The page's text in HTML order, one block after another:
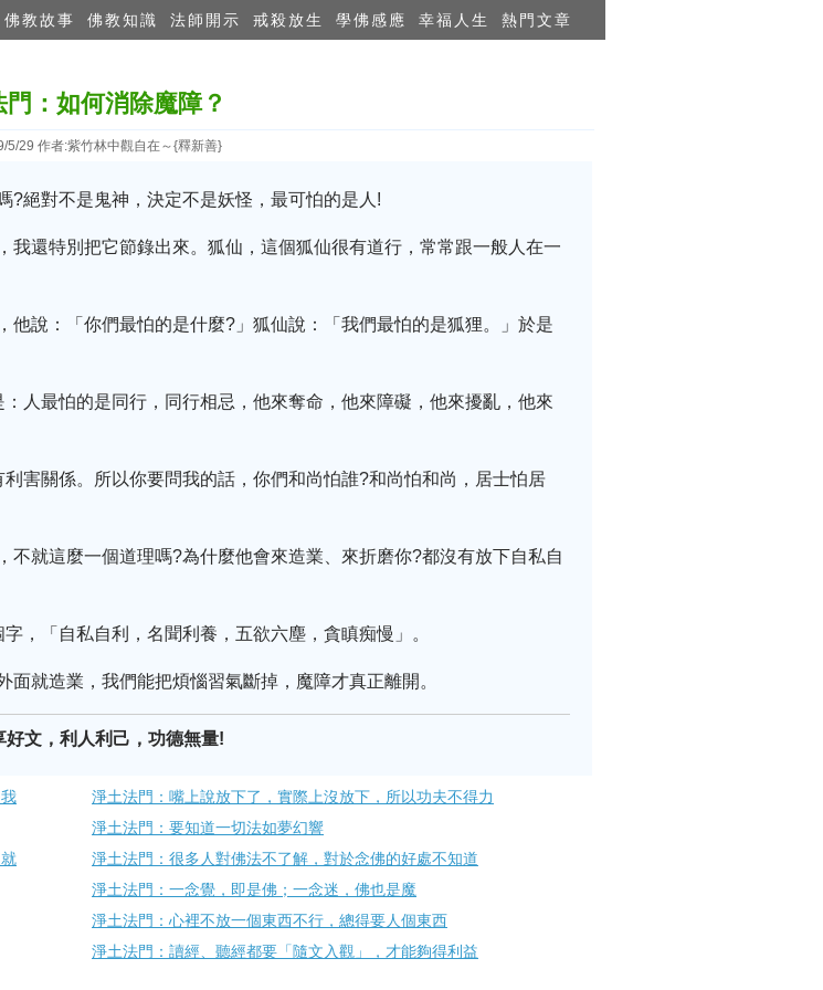
佛教故事 佛教知識 法師開示 戒殺放生 學佛感應 幸福人生 熱門文章
門：如何消除魔​障？
5/29 作者:紫竹林中觀自在～{釋新善}
?絕對不是鬼神，決定不是妖怪，最可怕的是人!
我還特別把它節錄出來。狐仙，這個狐仙很有道行，常常跟一般人在一
他說：「你們最怕的是什麼?」狐仙說：「我們最怕的是狐狸。」於是
人最怕的是同行，同行相忌，他來奪命，他來障礙，他來擾亂，他來
害關係。所以你要問我的話，你們和尚怕誰?和尚怕和尚，居士怕居
不就這麼一個道理嗎?為什麼他會來造業、來折磨你?都沒有放下自私自
，「自私自利，名聞利養，五欲六塵，貪瞋痴慢」。
就造業，我們能把煩惱習氣斷掉，魔障才真正離開。
好文，利人利己，功德無量!
淨土法門：嘴上說放下了，實際上沒放下，所以功夫不得力
淨土法門：要知道一切法如夢幻響
淨土法門：很多人對佛法不了解，對於念佛的好處不知道
淨土法門：一念覺，即是佛；一念迷，佛也是魔
淨土法門：心裡不放一個東西不行，總得要人個東西
淨土法門：讀經、聽經都要「隨文入觀」，才能夠得利益